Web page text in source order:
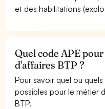
et des habilitations
Quel code APE
d'affaires BTP ?
Pour savoir quel ou
possibles pour le métier
BTP.